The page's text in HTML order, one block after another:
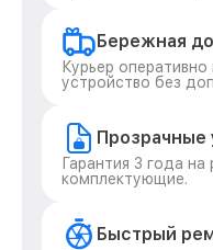
Бережная
Курьер оперативно
устройство без
Прозрачные
Гарантия 3 года на
комплектующие.
Быстрый